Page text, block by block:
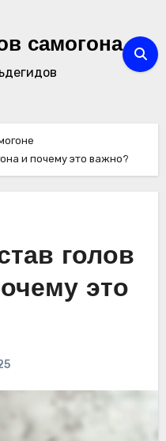
самогона
и почему это важно?
голов
это